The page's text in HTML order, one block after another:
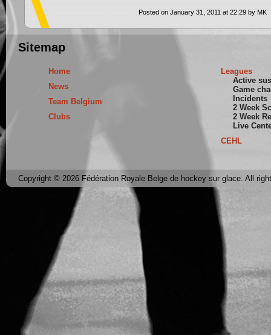
Posted on January 31, 2011 at 22:29 by MK
Sitemap
Home
News
Team Belgium
Clubs
Leagues
Active
Game
Incidents
2 Week
2 Week
Live
CEHL
Copyright © 2026 Fédération Royale Belge de hockey sur glace. All